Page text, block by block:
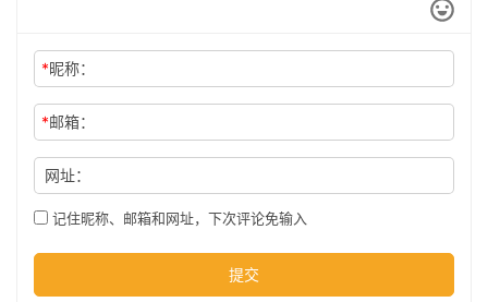
技
*昵称：
*邮箱：
网址：
记住昵称、邮箱和网址，下次评论免输入
提交